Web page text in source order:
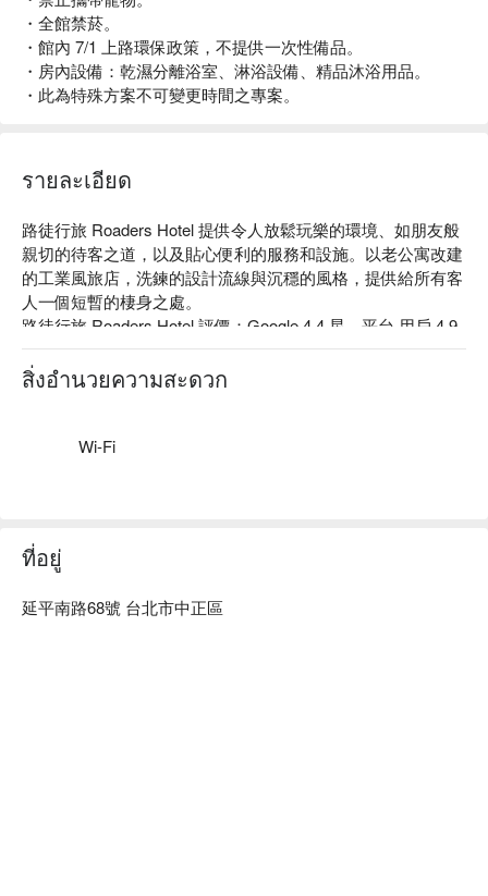
・全館禁菸。
・館內 7/1 上路環保政策，不提供一次性備品。
・房內設備：乾濕分離浴室、淋浴設備、精品沐浴用品。
・此為特殊方案不可變更時間之專案。
รายละเอียด
路徒行旅 Roaders Hotel 提供令人放鬆玩樂的環境、如朋友般
親切的待客之道，以及貼心便利的服務和設施。以老公寓改建
的工業風旅店，洗鍊的設計流線與沉穩的風格，提供給所有客
人一個短暫的棲身之處。
路徒行旅 Roaders Hotel 評價：Google 4.4 星、平台 用戶 4.9
星好評推薦
路徒行旅 Roaders Hotel 推薦：距離捷運西門站約 7 分鐘步行
方案、路徒行旅 Roaders Hotel 休息方案立刻查看⬇︎
สิ่งอำนวยความสะดวก
Wi-Fi
ที่อยู่
延平南路68號 台北市中正區